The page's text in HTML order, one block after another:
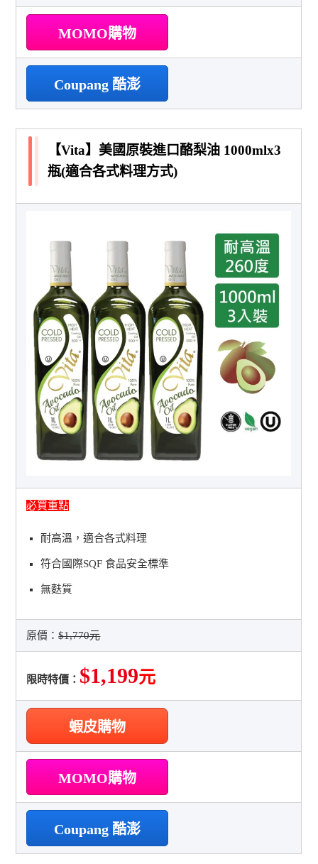
MOMO購物
Coupang 酷澎
【Vita】美國原裝進口酪梨油 1000mlx3
瓶(適合各式料理方式)
必買重點
耐高溫，適合各式料理
符合國際SQF 食品安全標準
無麩質
原價：$1,770元
限時特價： $1,199元
蝦皮購物
MOMO購物
Coupang 酷澎